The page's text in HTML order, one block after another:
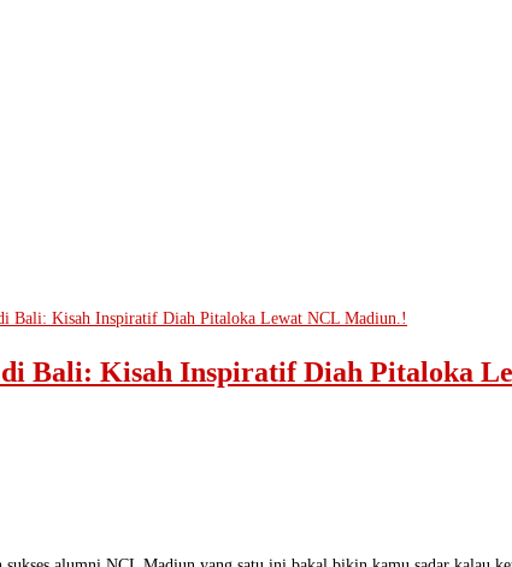
Bali: Kisah Inspiratif Diah Pitaloka